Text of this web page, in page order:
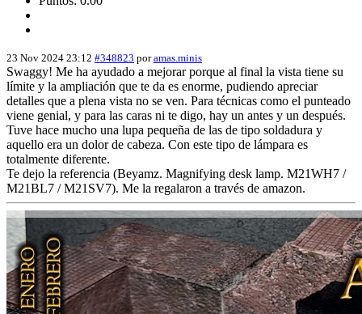
23 Nov 2024 23:12 #348823 poramas.minis
Swaggy! Me ha ayudado a mejorar porque al final la vista tiene su
límite y la ampliación que te da es enorme, pudiendo apreciar
detalles que a plena vista no se ven. Para técnicas como el punteado
viene genial, y para las caras ni te digo, hay un antes y un después.
Tuve hace mucho una lupa pequeña de las de tipo soldadura y
aquello era un dolor de cabeza. Con este tipo de lámpara es
totalmente diferente.
Te dejo la referencia (Beyamz. Magnifying desk lamp. M21WH7 /
M21BL7 / M21SV7). Me la regalaron a través de amazon.